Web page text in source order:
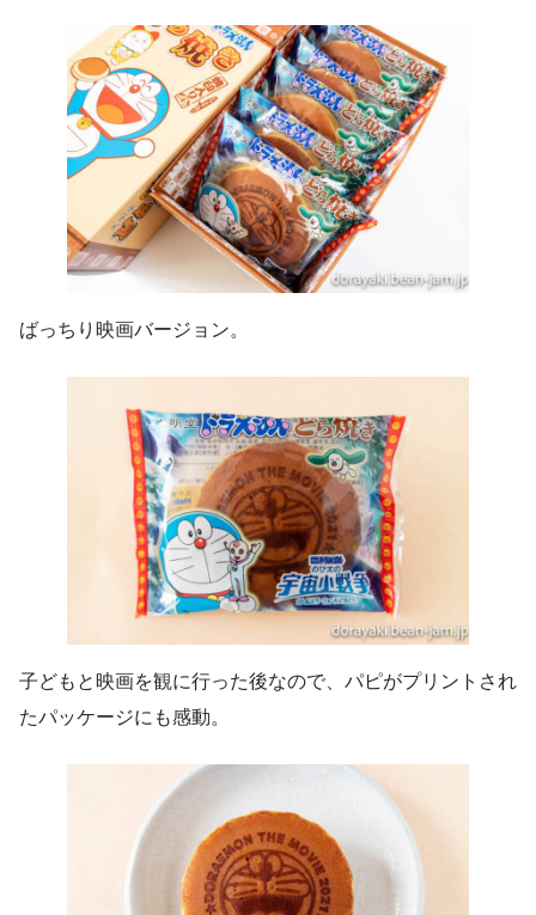
ばっちり映画バージョン。
子どもと映画を観に行った後なので、パピがプリントされ
たパッケージにも感動。